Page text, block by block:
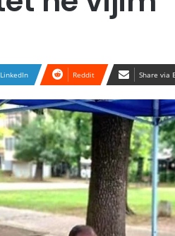
LinkedIn Reddit Share via